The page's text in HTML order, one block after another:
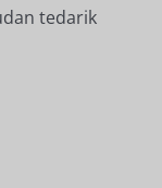
tedarik